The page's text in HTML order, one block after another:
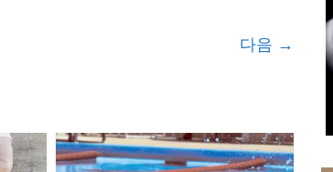
다음 →